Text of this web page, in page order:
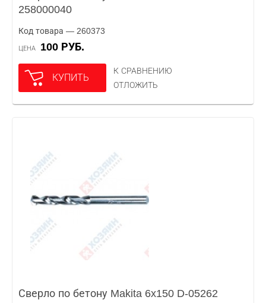
258000040
Код товара — 260373
ЦЕНА 100 РУБ.
КУПИТЬ
К СРАВНЕНИЮ
ОТЛОЖИТЬ
Сверло по бетону Makita 6x150 D-05262